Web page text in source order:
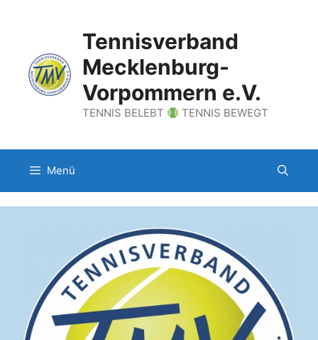
Tennisverband
Mecklenburg-
Vorpommern e.V.
TENNIS BELEBT TENNIS BEWEGT
Menü